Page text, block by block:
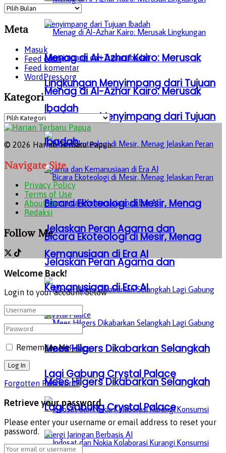
Menag di Al-Azhar Kairo: Merusak
Lingkungan Menyimpang dari Tujuan
Ibadah
Bicara Ekoteologi di Mesir, Menag
Jelaskan Peran Agama dan
Kemanusiaan di Era AI
Mees Hilgers Dikabarkan Selangkah
Lagi Gabung Crystal Palace
Menag di Al-Azhar Kairo: Merusak
Lingkungan Menyimpang dari Tujuan
Ibadah
Bicara Ekoteologi di Mesir, Menag
Jelaskan Peran Agama dan
Kemanusiaan di Era AI
Mees Hilgers Dikabarkan Selangkah
Lagi Gabung Crystal Palace
Archives
Meta
Masuk
Feed entri
Feed komentar
WordPress.org
Kategori
Kategori
© 2026 Harian Terbaru Papua
Navigate Site
Privacy Policy
Terms of Use
About Us
Redaksi
Follow Me
Welcome Back!
Login to your account below
Remember Me
Forgotten Password?
Retrieve your password
Please enter your username or email address to reset your
password.